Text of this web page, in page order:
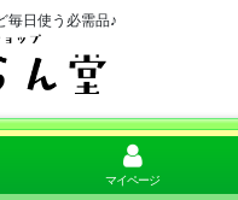
毎日使う必需品♪
マイページ